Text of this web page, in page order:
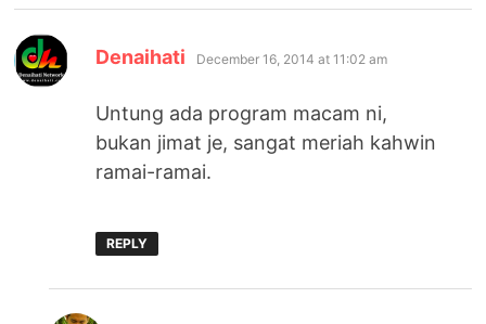
Denaihati says:
December 16, 2014 at 11:02 am
Untung ada program macam ni,
bukan jimat je, sangat meriah kahwin
ramai-ramai.
REPLY